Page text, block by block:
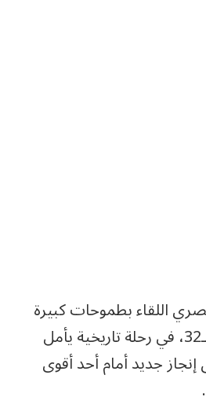
اللقاء بطموحات كبيرة
بعد التأهل من دور الـ32، في رحلة تاريخية يأمل
جديد أمام أحد أقوى